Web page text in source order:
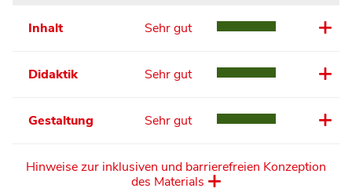
Inhalt Sehr gut
Didaktik Sehr gut
Gestaltung Sehr gut
Hinweise zur inklusiven und barrierefreien Konzeption
des Materials